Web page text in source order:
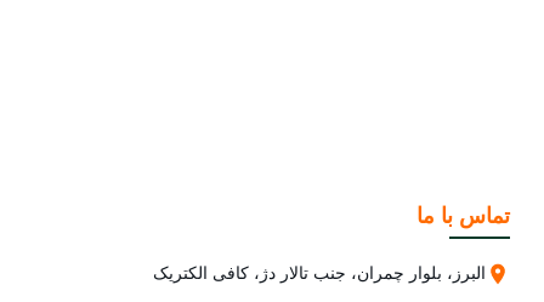
تماس با ما
البرز، بلوار چمران، جنب تالار دژ، کافی الکتریک